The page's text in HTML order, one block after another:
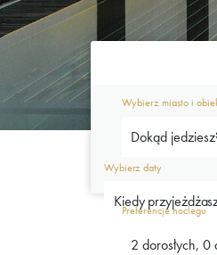
Wybierz miasto i
Dokąd
Wybierz daty
Preferencje noclegu
2 dorosłych,